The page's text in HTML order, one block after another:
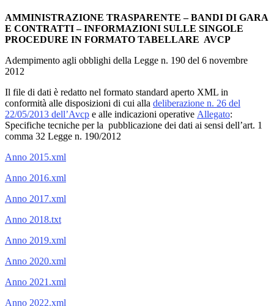
AMMINISTRAZIONE TRASPARENTE – BANDI DI GARA
E CONTRATTI – INFORMAZIONI SULLE SINGOLE
PROCEDURE IN FORMATO TABELLARE AVCP
Adempimento agli obblighi della Legge n. 190 del 6 novembre
2012
Il file di dati è redatto nel formato standard aperto XML in
conformità alle disposizioni di cui alla deliberazione n. 26 del
22/05/2013 dell’Avcp e alle indicazioni operative Allegato:
Specifiche tecniche per la pubblicazione dei dati ai sensi dell’art. 1
comma 32 Legge n. 190/2012
Anno 2015.xml
Anno 2016.xml
Anno 2017.xml
Anno 2018.txt
Anno 2019.xml
Anno 2020.xml
Anno 2021.xml
Anno 2022.xml